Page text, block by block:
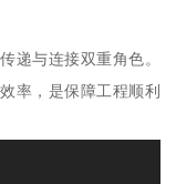
递与连接双重角色。
率，是保障工程顺利